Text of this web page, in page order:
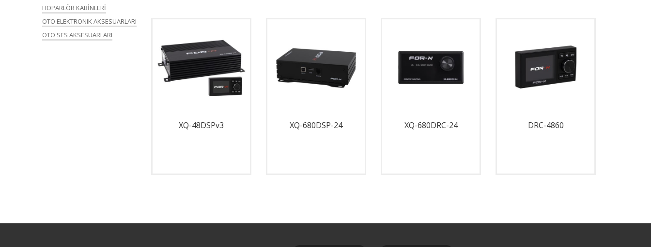
HOPARLÖR KABİNLERİ
OTO ELEKTRONIK AKSESUARLARI
OTO SES AKSESUARLARI
XQ-48DSPv3 XQ-680DSP-24 XQ-680DRC-24 DRC-4860